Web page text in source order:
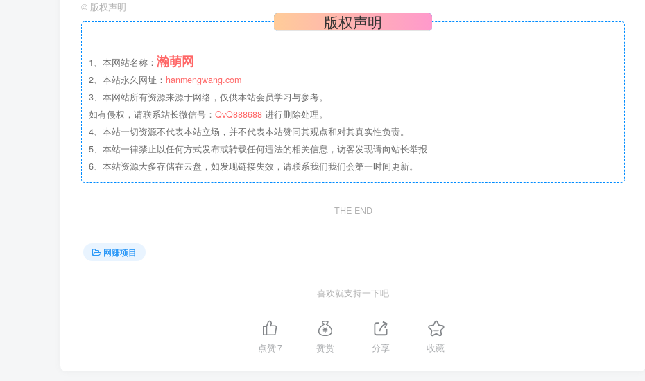
© 版权声明
版权声明
1、本网站名称： 瀚萌网
2、本站永久网址： hanmengwang.com
3、本网站所有资源来源于网络，仅供本站会员学习与参考。
如有侵权，请联系站长微信号： QvQ888688 进行删除处理。
4、本站一切资源不代表本站立场，并不代表本站赞同其观点和对其真实性负责。
5、本站一律禁止以任何方式发布或转载任何违法的相关信息，访客发现请向站长举报
6、本站资源大多存储在云盘，如发现链接失效，请联系我们我们会第一时间更新。
THE END
网赚项目
喜欢就支持一下吧
点赞7 赞赏 分享 收藏